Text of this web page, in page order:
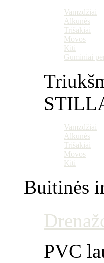
Vamzdžiai
Alkūnės
Trišakiai
Movos
Kiti
Guminiai
Vamzdžiai
Alkūnės
Trišakiai
Movos
Kiti
Buitinės
PVC